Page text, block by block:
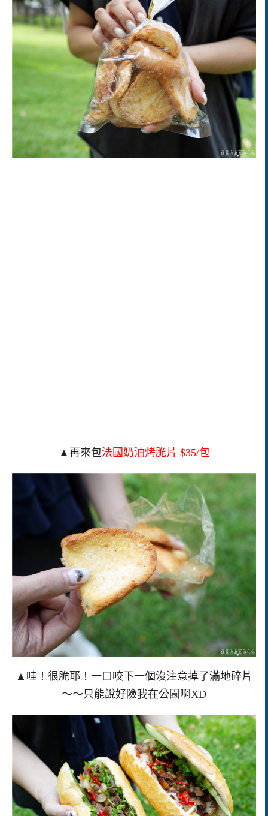
▲再來包法國奶油烤脆片 $35/包
▲哇！很脆耶！一口咬下一個沒注意掉了滿地碎片
～～只能說好險我在公園啊XD